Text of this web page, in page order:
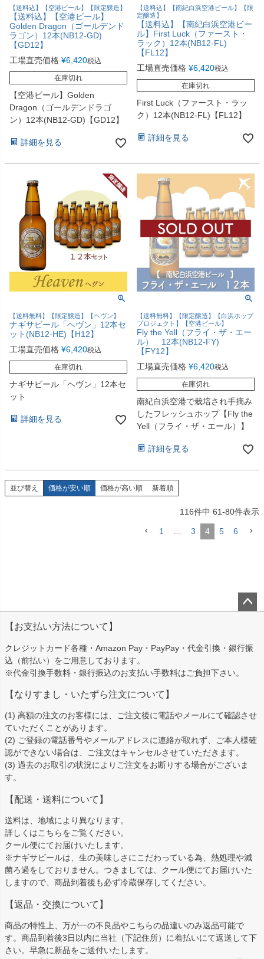
【送料込】【空港ビール】【限定醸造】
【送料込】【空港ビール】
Golden Dragon（ゴールデンド
ラゴン）12本(NB12-GD)
【GD12】
工場直売価格 ¥6,420税込
在庫切れ
【空港ビール】Golden
Dragon（ゴールデンドラゴ
ン）12本(NB12-GD)【GD12】
詳細を見る
【送料込】【南紀白浜空港ビール】【限
定醸造】
【送料込】【南紀白浜空港ビー
ル】First Luck（ファースト・
ラック）12本(NB12-FL)
【FL12】
工場直売価格 ¥6,420税込
在庫切れ
First Luck（ファースト・ラッ
ク）12本(NB12-FL)【FL12】
詳細を見る
【送料無料】【限定醸造】【ヘヴン】
ナギサビール「ヘヴン」12本セ
ット(NB12-HE)【H12】
工場直売価格 ¥6,420税込
在庫切れ
ナギサビール「ヘヴン」12本セ
ット
詳細を見る
【送料無料】【限定醸造】【白浜ホップ
プロジェクト】【空港ビール】
Fly the Yell（フライ・ザ・エー
ル） 12本(NB12-FY)
【FY12】
工場直売価格 ¥6,420税込
在庫切れ
南紀白浜空港で栽培され手摘み
したフレッシュホップ【Fly the
Yell（フライ・ザ・エール）】
詳細を見る
並び替え 価格が安い順 価格が高い順 新着順
116件中 61-80件表示
1 … 3 4 5 6
ップ
へ
【お支払い方法について】
クレジットカード各種・Amazon Pay・PayPay・代金引換・銀行振
込（前払い）をご用意しております。
※代金引換手数料・銀行振込のお支払い手数料はご負担下さい。
【なりすまし・いたずら注文について】
(1) 高額の注文のお客様には、ご注文後に電話やメールにて確認させ
ていただくことがあります。
(2) ご登録の電話番号やメールアドレスに連絡が取れず、ご本人様確
認ができない場合は、ご注文はキャンセルさせていただきます。
(3) 過去のお取引の状況によりご注文をお断りする場合がございま
す。
【配送・送料について】
送料は、地域により異なります。
詳しくはこちらをご覧ください。
クール便にてお届けいたします。
※ナギサビールは、生の美味しさにこだわっている為、熱処理や減
菌ろ過をしておりません。つきましては、クール便にてお届けいた
しますので、商品到着後も必ず冷蔵保存してください。
【返品・交換について】
商品の特性上、万が一の不良品やこちらの品違いのみ返品可能で
す。商品到着後3日以内に当社（下記住所）に着払いにて返送して下
さい。早急に新品をご送付いたします。